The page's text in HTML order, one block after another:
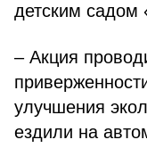
детским садом
– Акция
улучшения
ездили на